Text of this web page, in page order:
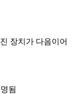
장치가 다음이어
됨